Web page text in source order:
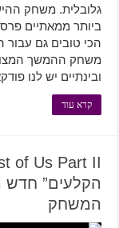
ביותר ממאתיים
משחק ההמשך
ובינתיים יש לנו
קרא עוד
הקלעים” חדש
המשחק